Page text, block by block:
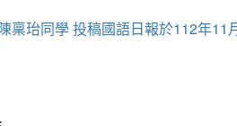
稟珆同學 投稿國語日報於112年11